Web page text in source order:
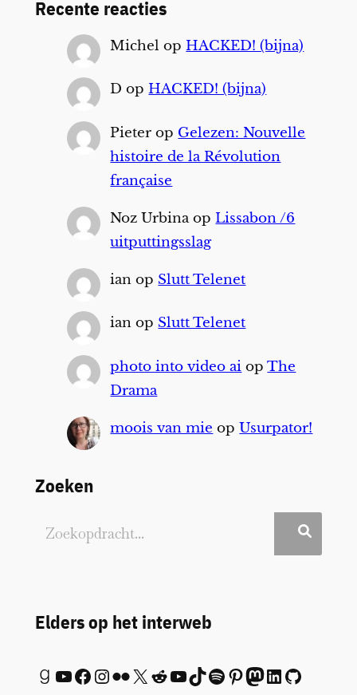
Recente reacties
Michel opHACKED! (bijna)
D opHACKED! (bijna)
Pieter op Gelezen: Nouvelle
histoire de la Révolution
française
Noz UrbinaopLissabon /6
uitputtingsslag
ian op Slutt Telenet
ian op Slutt Telenet
photo into video ai opThe
Drama
moois van mie opUsurpator!
Zoeken
Elders op het interweb
Goodreads YouTube Facebook InstagramFlickr X Reddit YouTube TikTok Spotify Pinterest Mastodon LinkedIn GitHub